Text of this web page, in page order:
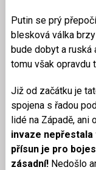
Putin se prý
blesková válka
bude dobyt a
tomu však opravdu
Již od začátku je
spojena s řadou
lidé na Západě, ani
invaze nepřestala
přísun je pro
zásadní!Nedošlo